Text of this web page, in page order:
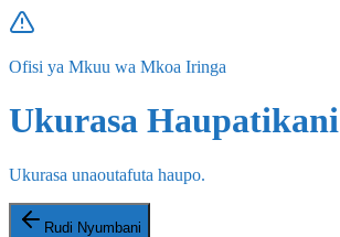
Ofisi ya Mkuu wa Mkoa Iringa
Ukurasa Haupatikani
Ukurasa unaoutafuta haupo.
Rudi Nyumbani